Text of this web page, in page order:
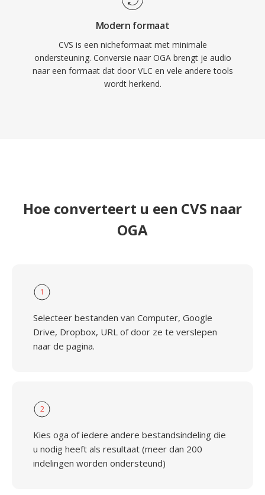
Modern formaat
CVS is een nicheformaat met minimale
ondersteuning. Conversie naar OGA brengt je audio
naar een formaat dat door VLC en vele andere tools
wordt herkend.
Hoe converteert u een CVS naar
OGA
1
Selecteer bestanden van Computer, Google
Drive, Dropbox, URL of door ze te verslepen
naar de pagina.
2
Kies oga of iedere andere bestandsindeling die
u nodig heeft als resultaat (meer dan 200
indelingen worden ondersteund)